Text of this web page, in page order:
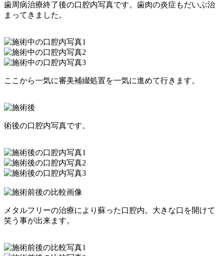
歯周病治療終了後の口腔内写真です。歯肉の炎症もだいぶ治
まってきました。
ここから一気に審美補綴処置を一気に進めて行きます。
術後の口腔内写真です。
メタルフリーの治療により蘇った口腔内。大きな口を開けて
笑う事が出来ます。